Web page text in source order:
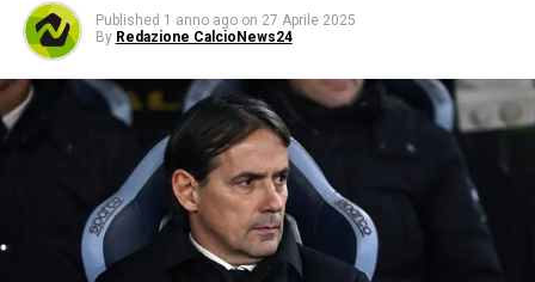
Published 1 anno ago on 27 Aprile 2025
By Redazione CalcioNews24